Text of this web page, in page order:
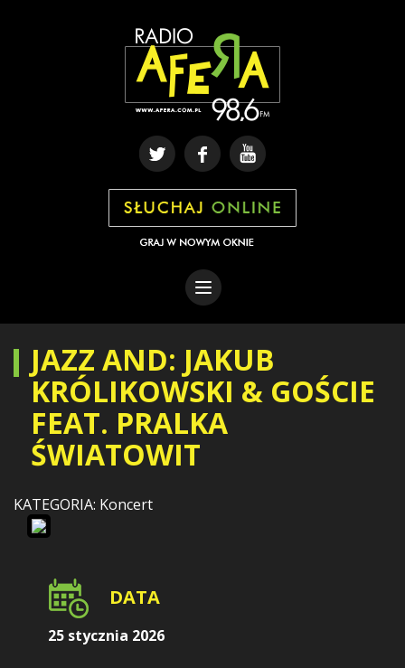
JAZZ AND: JAKUB
KRÓLIKOWSKI & GOŚCIE
FEAT. PRALKA
ŚWIATOWIT
KATEGORIA: Koncert
DATA
25 stycznia 2026